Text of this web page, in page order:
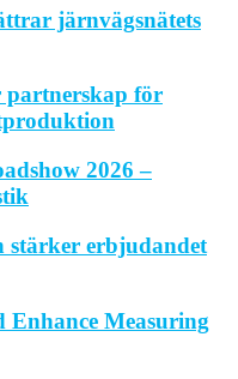
järnvägsnätets
partnerskap för
2026 –
stärker erbjudandet
Enhance Measuring